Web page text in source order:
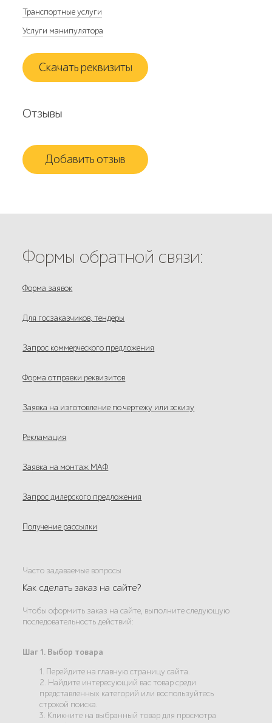
Транспортные услуги
Услуги манипулятора
Скачать реквизиты
Отзывы
Добавить отзыв
Формы обратной связи:
Форма заявок
Для госзаказчиков, тендеры
Запрос коммерческого предложения
Форма отправки реквизитов
Заявка на изготовление по чертежу или эскизу
Рекламация
Заявка на монтаж МАФ
Запрос дилерского предложения
Получение рассылки
Часто задаваемые вопросы
Как сделать заказ на сайте?
Чтобы оформить заказ на сайте, выполните следующую
последовательность действий:
Шаг 1. Выбор товара
1. Перейдите на главную страницу сайта.
2. Найдите интересующий вас товар среди
представленных категорий или воспользуйтесь
строкой поиска.
3. Кликните на выбранный товар для просмотра